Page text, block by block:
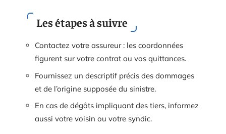
Les étapes à suivre
Contactez votre assureur : les coordonnées
figurent sur votre contrat ou vos quittances.
Fournissez un descriptif précis des dommages
et de l’origine supposée du sinistre.
En cas de dégâts impliquant des tiers, informez
aussi votre voisin ou votre syndic.